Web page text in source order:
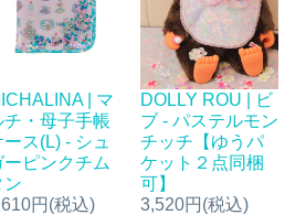
| マ
チ・母子手帳
ース(L) - シュ
ーピンクチム
ン
円(税込)
DOLLY ROU | ビ
ブ - パステルモン
チッチ【ゆうパ
ケット２点同梱
可】
3,520円(税込)